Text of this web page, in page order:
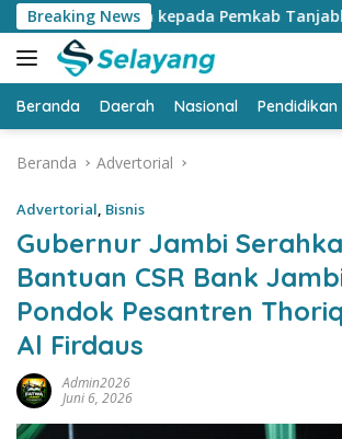
Langsung
ke
konten
Breaking News
Juta kepada Pemkab Tanjabbar
Beranda Daerah Nasional Pendidikan
Beranda Advertorial
Advertorial, Bisnis
Gubernur Jambi
Bantuan CSR Bank
Pondok Pesantren
Al Firdaus
Admin2026
Juni 6, 2026